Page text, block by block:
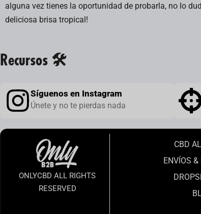
alguna vez tienes la oportunidad de probarla, no lo
deliciosa brisa tropical!
Recursos 🛠️
Síguenos en Instagram
Únete y no te pierdas nada
ONLYCBD ALL RIGHTS
RESERVED
CBD
ENVÍOS &